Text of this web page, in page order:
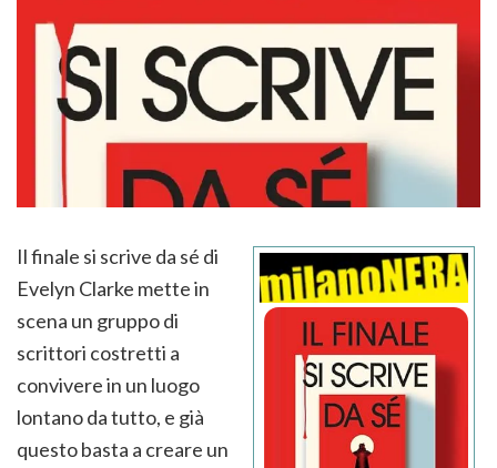
Il finale si scrive da sé di
Evelyn Clarke mette in
scena un gruppo di
scrittori costretti a
convivere in un luogo
lontano da tutto, e già
questo basta a creare un